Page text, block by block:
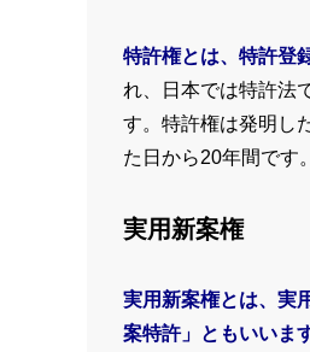
特許権とは、特許登
れ、日本では特許法
す。特許権は発明し
た日から20年間です。
実用新案権
実用新案権とは、実
案特許」ともいいま